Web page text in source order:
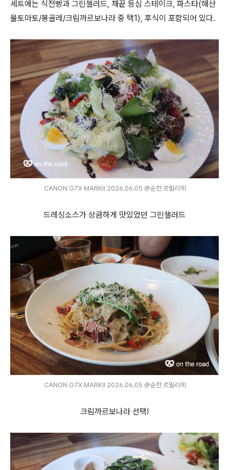
세트에는 식전빵과 그린샐러드, 채끝 등심 스테이크, 파스타(해산
물토마토/봉골레/크림까르보나라 중 택1), 후식이 포함되어 있다.
CANON G7X MARKⅡ 2026.06.05 @순천 르필리에
드레싱소스가 상큼하게 맛있었던 그린샐러드
CANON G7X MARKⅡ 2026.06.05 @순천 르필리에
크림까르보나라 선택!